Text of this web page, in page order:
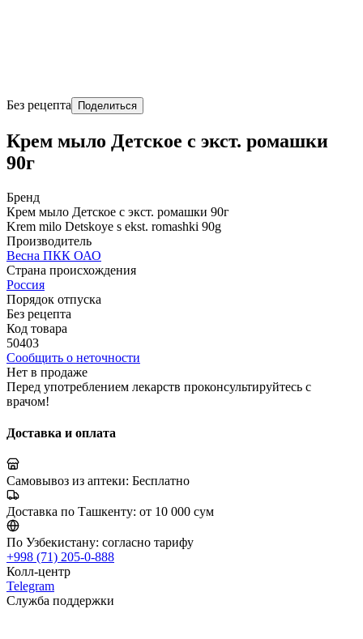
Без рецепта Поделиться
Крем мыло Детское с экст. ромашки
90г
Бренд
Крем мыло Детское с экст. ромашки 90г
Krem milo Detskoye s ekst. romashki 90g
Производитель
Весна ПКК ОАО
Страна происхождения
Россия
Порядок отпуска
Без рецепта
Код товара
50403
Сообщить о неточности
Нет в продаже
Перед употреблением лекарств проконсультируйтесь с
врачом!
Доставка и оплата
Самовывоз из аптеки: Бесплатно
Доставка по Ташкенту: от 10 000 сум
По Узбекистану: согласно тарифу
+998 (71) 205-0-888
Колл-центр
Telegram
Служба поддержки